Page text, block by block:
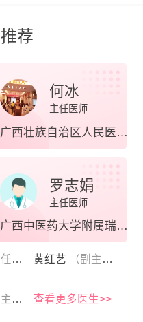
荐
何冰
主任医师
广西壮族自治区人民医院生殖医学与遗传中心
罗志娟
主任医师
广西中医药大学附属瑞康医院
） 黄红艺 （副主任医师）
师） 查看更多医生>>